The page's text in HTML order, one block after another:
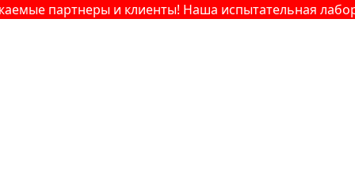
партнеры и клиенты! Наша испытательная